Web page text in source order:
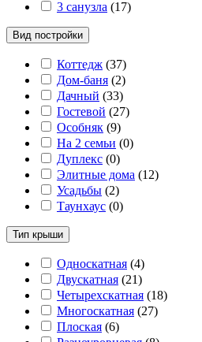
3 санузла (17)
Вид постройки
Коттедж (37)
Дом-баня (2)
Дачный (33)
Гостевой (27)
Особняк (9)
На 2 семьи (0)
Дуплекс (0)
Элитные дома (12)
Усадьбы (2)
Таунхаус (0)
Тип крыши
Односкатная (4)
Двускатная (21)
Четырехскатная (18)
Многоскатная (27)
Плоская (6)